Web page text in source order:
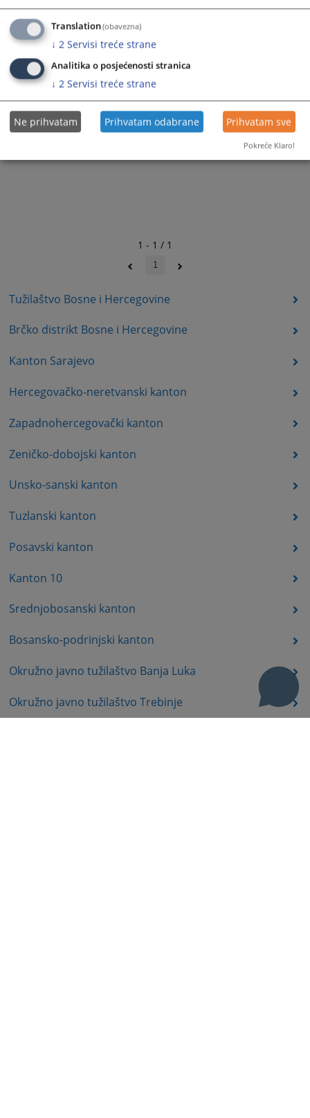
Tužilaštvo Bosne i Hercegovine
Brčko distrikt Bosne i Hercegovine
Kanton Sarajevo
Hercegovačko-neretvanski kanton
Zapadnohercegovački kanton
Zeničko-dobojski kanton
Unsko-sanski kanton
Tuzlanski kanton
Posavski kanton
Kanton 10
Srednjobosanski kanton
Bosansko-podrinjski kanton
Okružno javno tužilaštvo Banja Luka
Okružno javno tužilaštvo Trebinje
1 - 1 / 1
1
Translation(obavezna)
↓ 2 Servisi treće strane
Analitika o posjećenosti stranica
↓ 2 Servisi treće strane
Ne prihvatam Prihvatam odabrane Prihvatam sve
Pokreće Klaro!